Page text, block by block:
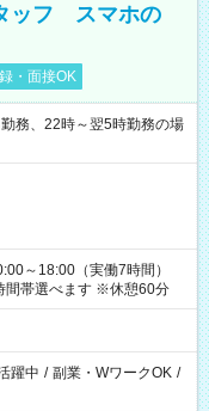
ッフ スマホの
・面接OK
務、22時～翌5時勤務の場
～18:00（実働7時間）
帯選べます ※休憩60分
躍中 / 副業・WワークOK /